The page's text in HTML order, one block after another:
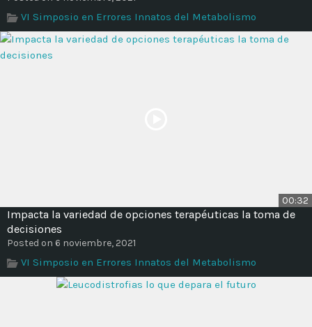
VI Simposio en Errores Innatos del Metabolismo
00:32
Impacta la variedad de opciones terapéuticas la toma de
decisiones
Posted on 6 noviembre, 2021
VI Simposio en Errores Innatos del Metabolismo